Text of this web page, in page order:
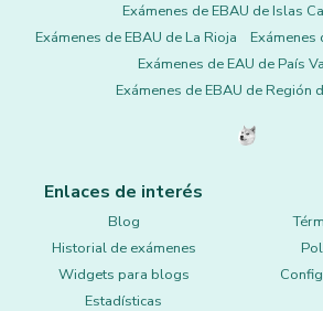
Exámenes de EBAU de Islas
Exámenes de EBAU de La Rioja
Exámenes
Exámenes de EAU de País
Exámenes de EBAU de Región
Enlaces de interés
Blog
Historial de exámenes
Widgets para blogs
Estadísticas